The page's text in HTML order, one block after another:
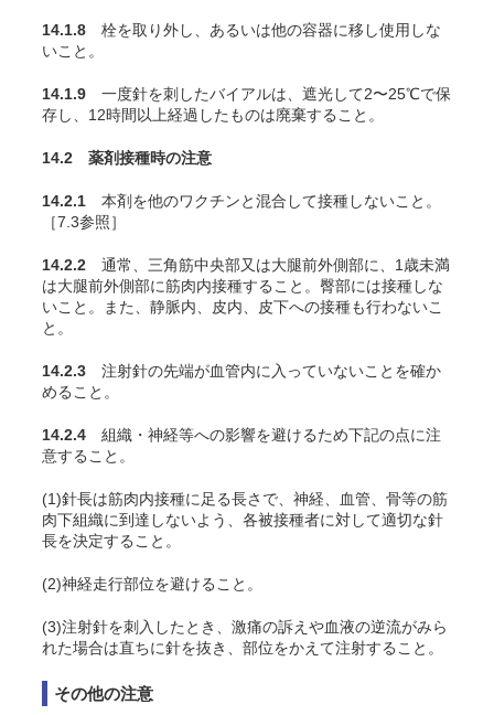
14.1.8 栓を取り外し、あるいは他の容器に移し使用しな
いこと。
14.1.9 一度針を刺したバイアルは、遮光して2〜25℃で保
存し、12時間以上経過したものは廃棄すること。
14.2 薬剤接種時の注意
14.2.1 本剤を他のワクチンと混合して接種しないこと。
［7.3参照］
14.2.2 通常、三角筋中央部又は大腿前外側部に、1歳未満
は大腿前外側部に筋肉内接種すること。臀部には接種しな
いこと 。また、静脈内、皮内、皮下への接種も行わないこ
と。
14.2.3 注射針の先端が血管内に入っていないことを確か
めること。
14.2.4 組織・神経等への影響を避けるため下記の点に注
意すること。
(1)針長は筋肉内接種に足る長さで、神経、血管、骨等の筋
肉下組織に到達しないよう、各被接種者に対して適切な針
長を決定すること。
(2)神経走行部位を避けること。
(3)注射針を刺入したとき、激痛の訴えや血液の逆流がみら
れた場合は直ちに針を抜き、部位をかえて注射すること。
その他の注意